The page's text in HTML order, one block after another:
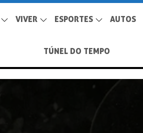
VIVER ESPORTES AUTOS
TÚNEL DO TEMPO